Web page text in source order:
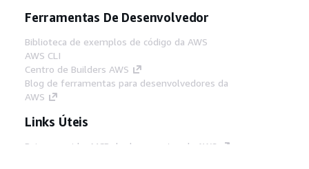
Ferramentas De Desenvolvedor
Biblioteca de exemplos de código da AWS
AWS CLI
Centro de Builders AWS
Blog de ferramentas para desenvolvedores da
AWS
Links Úteis
Baixar servidor MCP de documentos da AWS